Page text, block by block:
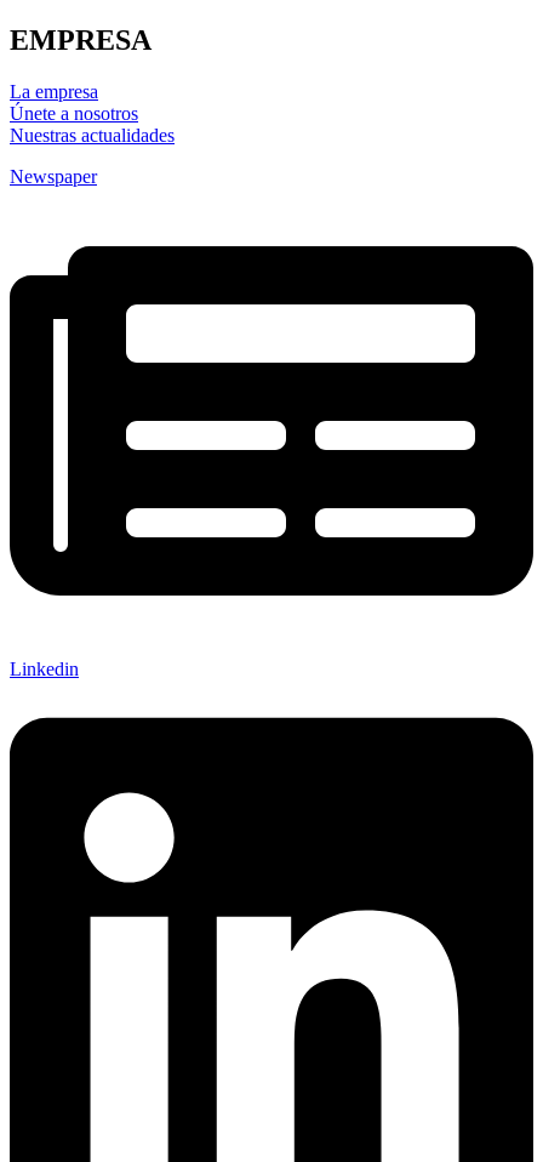
EMPRESA
La empresa
Únete a nosotros
Nuestras actualidades
Newspaper
Linkedin